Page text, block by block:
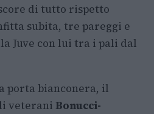
di tutto rispetto
subita, tre pareggi e
Juve con lui tra i pali dal
porta bianconera, il
veterani Bonucci-